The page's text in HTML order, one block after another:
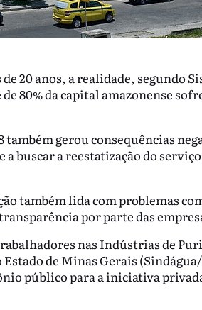
20 anos, a realidade, segundo
80% da capital amazonense
também gerou consequências
a buscar a reestatização do
também lida com problemas
por parte das
nas Indústrias de
de Minas Gerais
público para a iniciativa